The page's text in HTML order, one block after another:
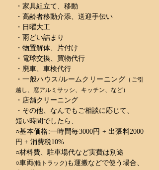
・家具組立て、移動
・高齢者移動介添、送迎手伝い
・日曜大工
・雨どい詰まり
・物置解体、片付け
・電球交換、買物代行
・廃車、車検代行
・一般ハウス/ルームクリーニング （ご引
越し、窓アルミサッ シ、 キッチン、など）
・店舗クリーニング
・その他、なんでもご相談に応じて、
短い時間でしたら、
○基本価格:一時間毎3000円 + 出張料2000
円 + 消費税10%
○材料費、駐車場代など実費は別途
○車両(軽トラック)も運搬などで使う場合、